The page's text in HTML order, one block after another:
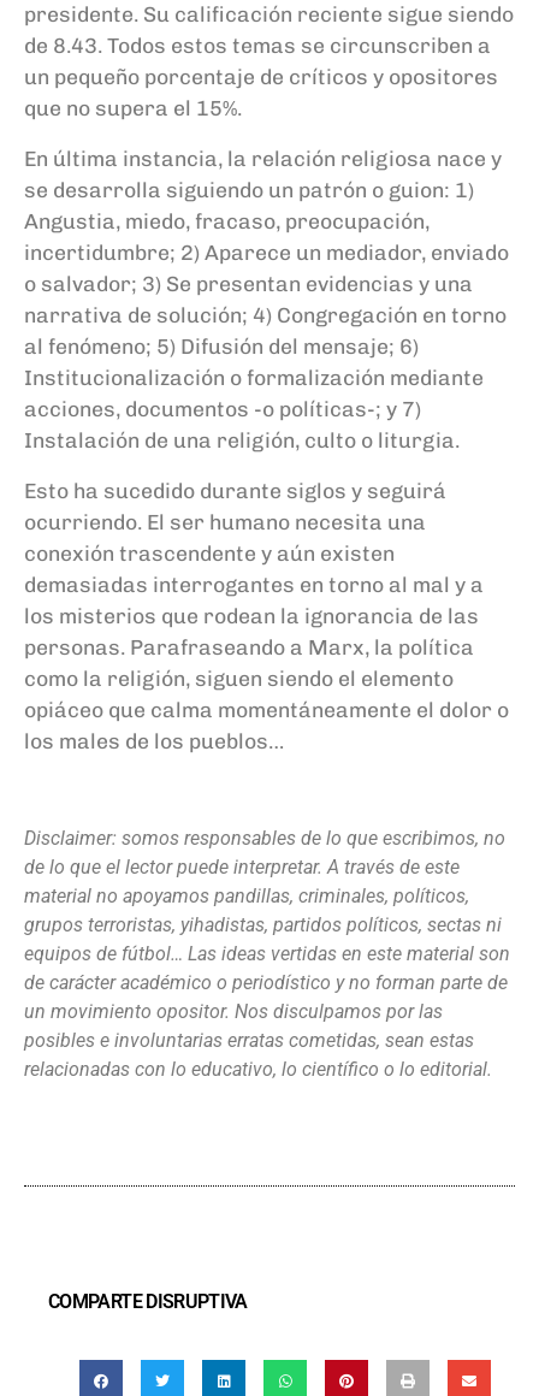
presidente. Su calificación reciente sigue siendo
de 8.43. Todos estos temas se circunscriben a
un pequeño porcentaje de críticos y opositores
que no supera el 15%.
En última instancia, la relación religiosa nace y
se desarrolla siguiendo un patrón o guion: 1)
Angustia, miedo, fracaso, preocupación,
incertidumbre; 2) Aparece un mediador, enviado
o salvador; 3) Se presentan evidencias y una
narrativa de solución; 4) Congregación en torno
al fenómeno; 5) Difusión del mensaje; 6)
Institucionalización o formalización mediante
acciones, documentos -o políticas-; y 7)
Instalación de una religión, culto o liturgia.
Esto ha sucedido durante siglos y seguirá
ocurriendo. El ser humano necesita una
conexión trascendente y aún existen
demasiadas interrogantes en torno al mal y a
los misterios que rodean la ignorancia de las
personas. Parafraseando a Marx, la política
como la religión, siguen siendo el elemento
opiáceo que calma momentáneamente el dolor o
los males de los pueblos…
Disclaimer: somos responsables de lo que escribimos, no
de lo que el lector puede interpretar. A través de este
material no apoyamos pandillas, criminales, políticos,
grupos terroristas, yihadistas, partidos políticos, sectas ni
equipos de fútbol… Las ideas vertidas en este material son
de carácter académico o periodístico y no forman parte de
un movimiento opositor. Nos disculpamos por las
posibles e involuntarias erratas cometidas, sean estas
relacionadas con lo educativo, lo científico o lo editorial.
COMPARTE DISRUPTIVA